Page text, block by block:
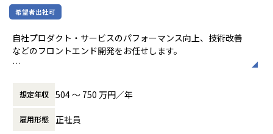
柔軟な働き方が可能です。リモートワーク手
当や環境整備手当も支給され、快適な働き方
希望者出社可
自社プロダクト・サービスのパフォーマンス向上、技術改善
などのフロントエンド開発をお任せします。
・フロントエンドのアークテクチャ設計、実装
・開発成果物の作成やレビュー
・ユーザビリティー、パフォーマンスの強化を考慮した調査
や提案、実施
想定年収 504 〜 750 万円／年
雇用形態 正社員